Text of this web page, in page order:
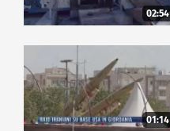
02:54
01:14